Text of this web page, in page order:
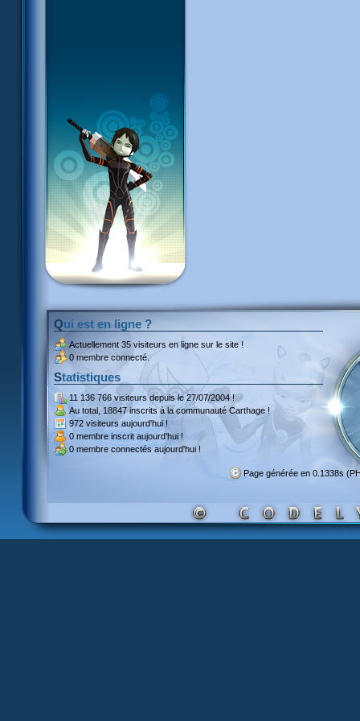
Qui est en ligne ?
Actuellement 35 visiteurs en ligne sur le site !
0 membre connecté.
Statistiques
11 136 766 visiteursdepuis le 27/07/2004 !
Au total, 18847 inscritsà la communauté Carthage !
972 visiteurs aujourd'hui !
0 membre inscrit aujourd'hui !
0 membre connectés aujourd'hui !
Page générée en 0.1338s